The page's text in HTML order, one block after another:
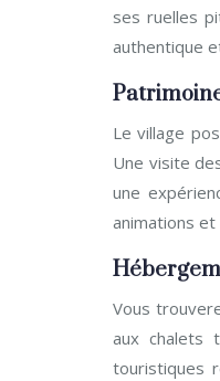
ses ruelles
authentique
Le village
Une visite
une
animations
Vous
aux chalets
touristiques